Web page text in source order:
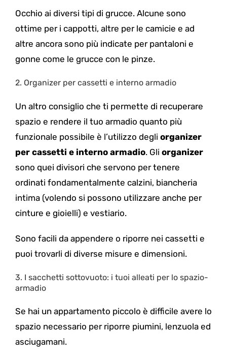
Occhio ai diversi tipi di grucce. Alcune sono
ottime per i cappotti, altre per le camicie e ad
altre ancora sono più indicate per pantaloni e
gonne come le grucce con le pinze.
2. Organizer per cassetti e interno armadio
Un altro consiglio che ti permette di recuperare
spazio e rendere il tuo armadio quanto più
funzionale possibile è l’utilizzo degli organizer
per cassetti e interno armadio. Gli organizer
sono quei divisori che servono per tenere
ordinati fondamentalmente calzini, biancheria
intima (volendo si possono utilizzare anche per
cinture e gioielli) e vestiario.
Sono facili da appendere o riporre nei cassetti e
puoi trovarli di diverse misure e dimensioni.
3. I sacchetti sottovuoto: i tuoi alleati per lo spazio-
armadio
Se hai un appartamento piccolo è difficile avere lo
spazio necessario per riporre piumini, lenzuola ed
asciugamani.